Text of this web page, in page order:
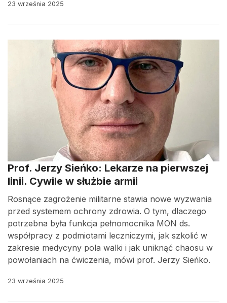
23 września 2025
Prof. Jerzy Sieńko: Lekarze na pierwszej
linii. Cywile w służbie armii
Rosnące zagrożenie militarne stawia nowe wyzwania
przed systemem ochrony zdrowia. O tym, dlaczego
potrzebna była funkcja pełnomocnika MON ds.
współpracy z podmiotami leczniczymi, jak szkolić w
zakresie medycyny pola walki i jak uniknąć chaosu w
powołaniach na ćwiczenia, mówi prof. Jerzy Sieńko.
23 września 2025